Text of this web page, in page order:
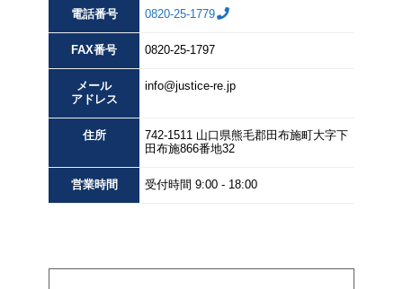
電話番号 0820-25-1779
FAX番号 0820-25-1797
メール
アドレス
info@justice-re.jp
住所 742-1511 山口県熊毛郡田布施町大字下
田布施866番地32
営業時間 受付時間 9:00 - 18:00